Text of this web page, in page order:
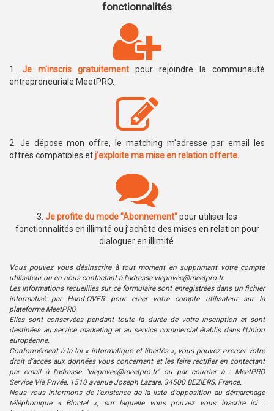
fonctionnalités
1. Je m'inscris gratuitement pour rejoindre la communauté
entrepreneuriale MeetPRO.
2. Je dépose mon offre, le matching m'adresse par email les
offres compatibles etj’exploite ma mise en relation offerte.
3. Je profite du mode "Abonnement"pour utiliser les
fonctionnalités en illimité ou j’achète des mises en relation pour
dialoguer en illimité.
Vous pouvez vous désinscrire à tout moment en supprimant votre compte
utilisateur ou en nous contactant à l'adresse vieprivee@meetpro.fr.
Les informations recueillies sur ce formulaire sont enregistrées dans un fichier
informatisé par Hand-OVER pour créer votre compte utilisateur sur la
plateforme MeetPRO.
Elles sont conservées pendant toute la durée de votre inscription et sont
destinées au service marketing et au service commercial établis dans l'Union
européenne.
Conformément à la loi « informatique et libertés », vous pouvez exercer votre
droit d'accès aux données vous concernant et les faire rectifier en contactant
par email à l'adresse "vieprivee@meetpro.fr" ou par courrier à : MeetPRO
Service Vie Privée, 1510 avenue Joseph Lazare, 34500 BEZIERS, France.
Nous vous informons de l’existence de la liste d'opposition au démarchage
téléphonique « Bloctel », sur laquelle vous pouvez vous inscrire ici :